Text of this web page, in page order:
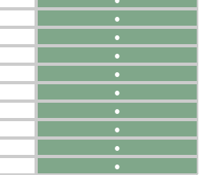
●
●
●
●
●
●
●
●
●